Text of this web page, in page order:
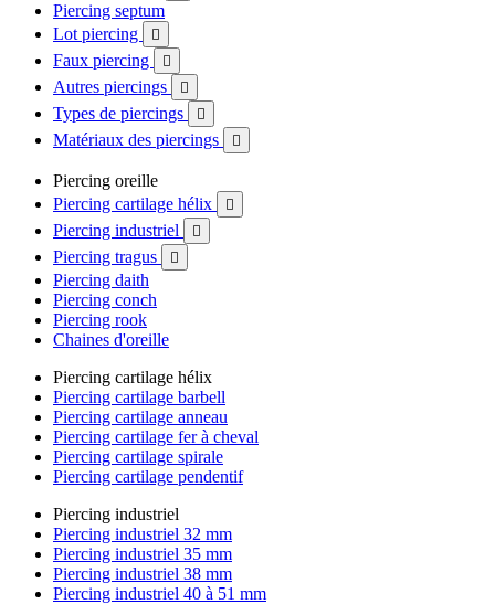
Piercing septum
Lot piercing

Faux piercing 
Autres piercings 
Types de piercings 
Matériaux des piercings 
Piercing oreille
Piercing cartilage hélix

Piercing industriel 
Piercing tragus 
Piercing daith
Piercing conch
Piercing rook
Chaines d'oreille
Piercing cartilage hélix
Piercing cartilage barbell
Piercing cartilage anneau
Piercing cartilage fer à cheval
Piercing cartilage spirale
Piercing cartilage pendentif
Piercing industriel
Piercing industriel 32 mm
Piercing industriel 35 mm
Piercing industriel 38 mm
Piercing industriel 40 à 51 mm